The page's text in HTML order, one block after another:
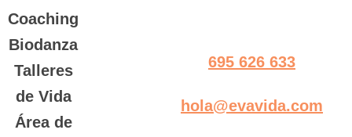
Coaching
Biodanza
Talleres
de Vida
Área de
695 626 633
hola@evavida.com